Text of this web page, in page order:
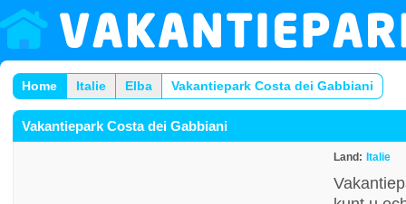
Home Italie Elba Vakantiepark Costa dei Gabbiani
Vakantiepark Costa dei Gabbiani
Land: Italie